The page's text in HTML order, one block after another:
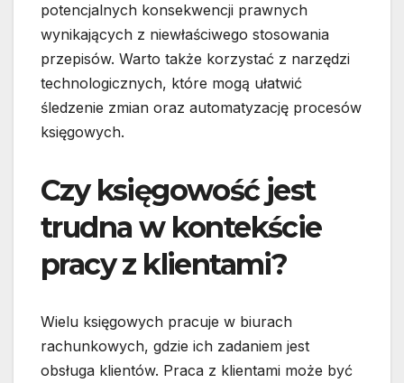
potencjalnych konsekwencji prawnych
wynikających z niewłaściwego stosowania
przepisów. Warto także korzystać z narzędzi
technologicznych, które mogą ułatwić
śledzenie zmian oraz automatyzację procesów
księgowych.
Czy księgowość jest
trudna w kontekście
pracy z klientami?
Wielu księgowych pracuje w biurach
rachunkowych, gdzie ich zadaniem jest
obsługa klientów. Praca z klientami może być